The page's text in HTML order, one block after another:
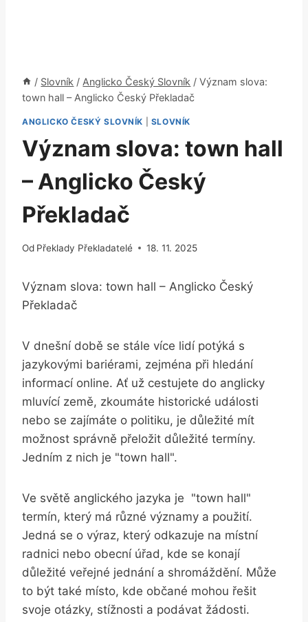
/ Slovník / Anglicko Český Slovník / Význam slova:
town hall – Anglicko Český Překladač
ANGLICKO ČESKÝ SLOVNÍK SLOVNÍK
Význam slova: town hall
– Anglicko Český
Překladač
Od Překlady Překladatelé 18. 11. 2025
Význam slova: ⁤town ‌hall – Anglicko ⁣Český
⁣Překladač
V⁢ dnešní době se stále‌ více lidí potýká s
jazykovými ​bariérami, zejména při⁤ hledání
informací online.⁣ Ať už cestujete do anglicky
mluvící země, zkoumáte historické ​události
nebo⁣ se zajímáte o politiku, je důležité mít‌
možnost správně přeložit důležité termíny.
Jedním z nich je "town ⁢hall".
Ve​ světě anglického jazyka je ⁢ "town hall"
termín, který má ⁤různé⁢ významy a​ použití.
⁤Jedná ​se o ‍výraz, který‌ odkazuje na místní
radnici nebo‌ obecní úřad, kde⁣ se konají
důležité⁢ veřejné jednání a shromáždění. Může
to být také místo, ⁤kde‍ občané mohou řešit
svoje otázky, stížnosti a podávat⁢ žádosti.